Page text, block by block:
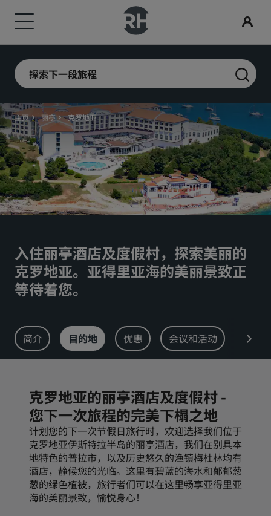
我们的品牌
丽笙精选 丽笙
丽筠 丽芮
丽亭
Prize by Radisson 丽怡
中国附属品牌
锦江
Golden Tulip
查找酒店
度假酒店
服务式公寓
机场酒店
会议和活动
预订会议空间
请求报价
活动目的地
搜索航班
餐饮
数字服务
酒店优惠
初次预订？
当日特惠
提前预订
旅行灵感
Rad Pets
婚礼场地
环保酒店
商务旅客
访问我们的博客
丽赏会
会员礼遇
如何使用积分
如何赚取积分
探索下一段旅程
主页 丽亭 克罗地亚
入住丽亭酒店及度假村，探索美丽的
克罗地亚。亚得里亚海的美丽景致正
等待着您。
简介 目的地 优惠 会议和活动 餐厅
克罗地亚的丽亭酒店及度假村 -
您下一次旅程的完美下榻之地
计划您的下一次节假日旅行时，欢迎选择我们位于
克罗地亚伊斯特拉半岛的丽亭酒店，我们在别具本
地特色的普拉市，以及历史悠久的渔镇梅杜林均有
酒店，静候您的光临。这里有碧蓝的海水和郁郁葱
葱的绿色植被，旅行者们可以在这里畅享亚得里亚
海的美丽景致，愉悦身心！